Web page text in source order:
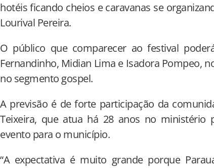
hotéis ficando cheios e caravanas se
Lourival Pereira.
O público que comparecer ao festival
Fernandinho, Midian Lima e Isadora Pompeo,
no segmento gospel.
A previsão é de forte participação da
Teixeira, que atua há 28 anos no ministério
evento para o município.
“A expectativa é muito grande porque